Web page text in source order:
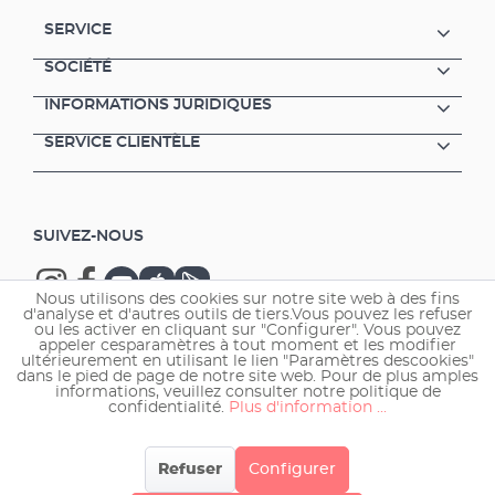
l‘aloès d‘eau sont tout à fait adaptés ici.La
profondes offre l’espace dont ont besoin les
nénuphar ou d’autres végétaux poussant ici,
tels que l’alocasia ou oreille d’éléphant. C’est
SERVICE
SOCIÉTÉ
INFORMATIONS JURIDIQUES
SERVICE CLIENTÈLE
SUIVEZ-NOUS
Copyright © 2026 EHEIM GmbH & Co. KG.
Nous utilisons des cookies sur notre site web à des fins
d'analyse et d'autres outils de tiers.Vous pouvez les refuser
ou les activer en cliquant sur "Configurer". Vous pouvez
appeler cesparamètres à tout moment et les modifier
ultérieurement en utilisant le lien "Paramètres descookies"
dans le pied de page de notre site web. Pour de plus amples
informations, veuillez consulter notre politique de
confidentialité. Plus d'information ...
Refuser Configurer